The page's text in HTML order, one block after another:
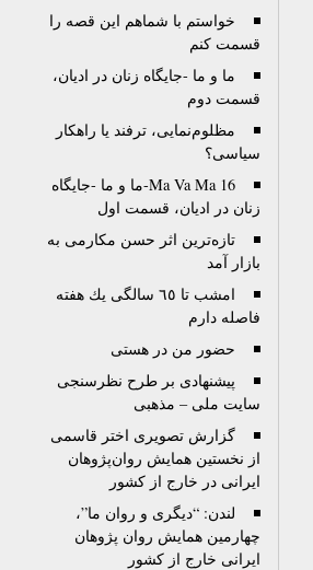
خواستم با شماهم این قصه را
قسمت کنم
ما و ما -جایگاه‌ زنان در ادیان،
قسمت دوم
مظلوم‌نمایی، ترفند یا راهکار
سیاسی؟
Ma Va Ma 16-ما و ما -جایگاه‌
زنان در ادیان، قسمت اول
تازه‌ترین اثر حسن مکارمی به
بازار آمد
امشب تا ٦٥ سالگى يك هفته
فاصله دارم
حضور من در هستی
پیشنهادی بر طرح نظرسنجی
سایت ملی – مذهبی
گزارش تصويری اختر قاسمی
از نخستين همايش روان‌پژوهان
ايرانی در خارج از کشور
لندن: “دیگری و روان ما”،
چهارمین همایش روان پژوهان
ایرانی خارج از کشور